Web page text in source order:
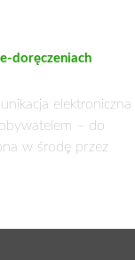
doręczeniach
elektroniczna
– do
w środę przez